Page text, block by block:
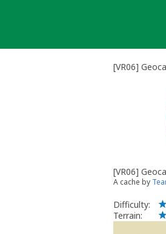
[VR06]
[VR06]
A cache by
Difficulty:
Terrain: